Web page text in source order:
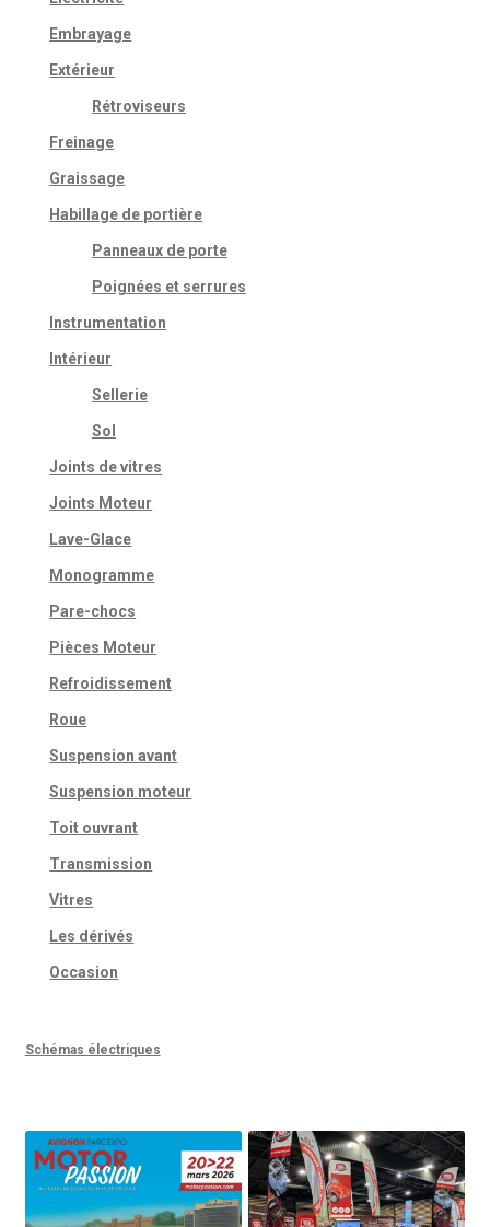
Embrayage
Extérieur
Rétroviseurs
Freinage
Graissage
Habillage de portière
Panneaux de porte
Poignées et serrures
Instrumentation
Intérieur
Sellerie
Sol
Joints de vitres
Joints Moteur
Lave-Glace
Monogramme
Pare-chocs
Pièces Moteur
Refroidissement
Roue
Suspension avant
Suspension moteur
Toit ouvrant
Transmission
Vitres
Les dérivés
Occasion
Schémas électriques